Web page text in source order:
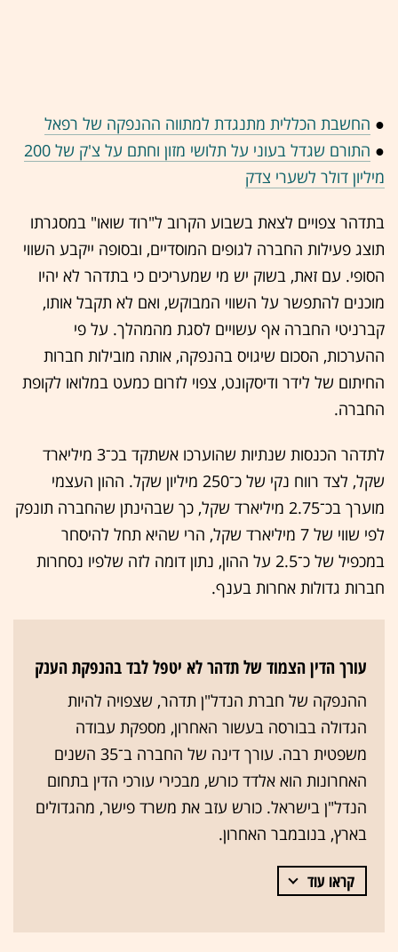
● החשבת הכללית מתנגדת למתווה ההנפקה של רפאל
●
התורם שגדל בעוני על תלושי מזון וחתם על צ'ק של 200
מיליון דולר לשערי צדק
בתדהר צפויים לצאת בשבוע הקרוב ל"רוד שואו" במסגרתו
תוצג פעילות החברה לגופים המוסדיים, ובסופה ייקבע השווי
הסופי. עם זאת, בשוק יש מי שמעריכים כי בתדהר לא יהיו
מוכנים להתפשר על השווי המבוקש, ואם לא תקבל אותו,
קברניטי החברה אף עשויים לסגת מהמהלך. על פי
ההערכות, הסכום שיגויס בהנפקה, אותה מובילות חברות
החיתום של לידר ודיסקונט, צפוי לזרום כמעט במלואו לקופת
החברה.
לתדהר הכנסות שנתיות שהוערכו אשתקד בכ־3 מיליארד
שקל, לצד רווח נקי של כ־250 מיליון שקל. ההון העצמי
מוערך בכ־2.75 מיליארד שקל, כך שבהינתן שהחברה תונפק
לפי שווי של 7 מיליארד שקל, הרי שהיא תחל להיסחר
במכפיל של כ־2.5 על ההון, נתון דומה לזה שלפיו נסחרות
חברות גדולות אחרות בענף.
עורך הדין הצמוד של תדהר לא יטפל לבד בהנפקת הענק
ההנפקה של חברת הנדל"ן תדהר, שצפויה להיות
הגדולה בבורסה בעשור האחרון, מספקת עבודה
משפטית רבה. עורך דינה של החברה ב־35 השנים
האחרונות הוא אלדד כורש, מבכירי עורכי הדין בתחום
הנדל"ן בישראל. כורש עזב את משרד פישר, מהגדולים
בארץ, בנובמבר האחרון.
קראו עוד